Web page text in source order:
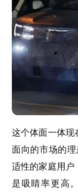
这个体面一体现
面向的市场的
适性的家庭用户
是吸睛率更高